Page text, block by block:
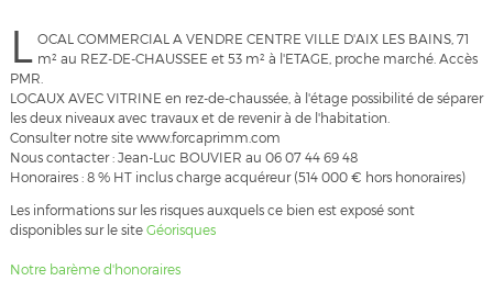
L OCAL COMMERCIAL A VENDRE CENTRE VILLE D'AIX LES BAINS, 71
m² au REZ-DE-CHAUSSEE et 53 m² à l'ETAGE, proche marché. Accès
PMR.
LOCAUX AVEC VITRINE en rez-de-chaussée, à l'étage possibilité de séparer
les deux niveaux avec travaux et de revenir à de l'habitation.
Consulter notre site www.forcaprimm.com
Nous contacter : Jean-Luc BOUVIER au 06 07 44 69 48
Honoraires : 8 % HT inclus charge acquéreur (514 000 € hors honoraires)
Les informations sur les risques auxquels ce bien est exposé sont
disponibles sur le site Géorisques
Notre barème d'honoraires